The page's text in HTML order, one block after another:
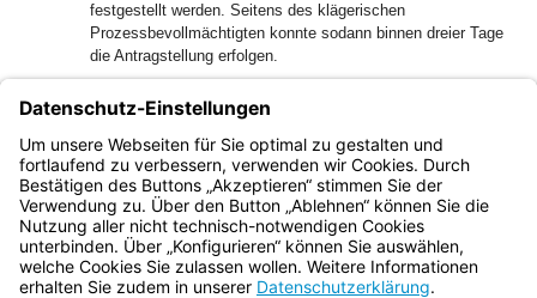
festgestellt werden. Seitens des klägerischen
Prozessbevollmächtigten konnte sodann binnen dreier Tage
die Antragstellung erfolgen.
Die Entscheidung über die Kosten ergeht nach § 91 ZPO.
Die Entscheidung zur vorläufigen Vollstreckbarkeit richtet
sich nach § 709 ZPO.
Bayern.de
BayernPortal